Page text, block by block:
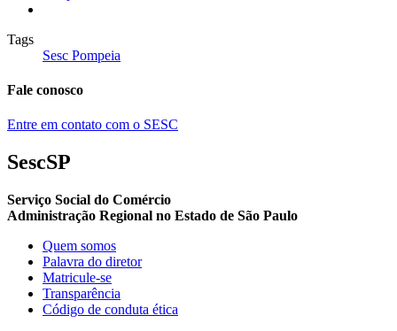
Tags
Sesc Pompeia
Fale conosco
Entre em contato com o SESC
SescSP
Serviço Social do Comércio
Administração Regional no Estado de São Paulo
Quem somos
Palavra do diretor
Matricule-se
Transparência
Código de conduta ética